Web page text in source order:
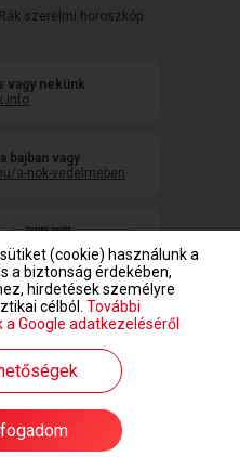
Rák szerelmi horoszkóp
vagy nekünk
bajban vagy
a-nok-vedelmeben
2026 Dating Central Europe Zrt.
(cookie) használunk a
a biztonság érdekében,
hirdetések személyre
célból. További
a Google adatkezeléséről